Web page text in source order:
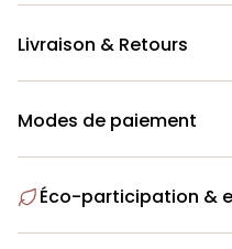
Livraison & Retours
Modes de paiement
Éco-participation &